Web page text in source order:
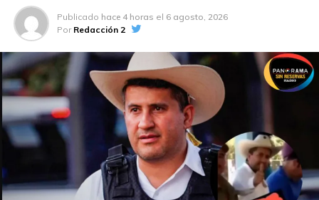
Publicado hace 4 horas el 6 agosto, 2026
Por Redacción 2